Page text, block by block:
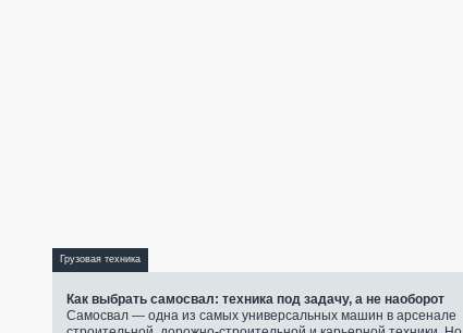
Грузовая техника
Как выбрать самосвал: техника под задачу, а не наоборот
Самосвал — одна из самых универсальных машин в арсенале